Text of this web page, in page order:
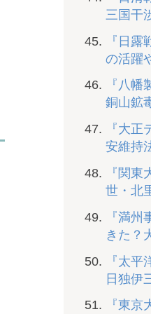
三国干
『日
の活躍
『八
銅山鉱
『大
安維持
『関
世・北
『満
きた？
『太
日独伊
『東